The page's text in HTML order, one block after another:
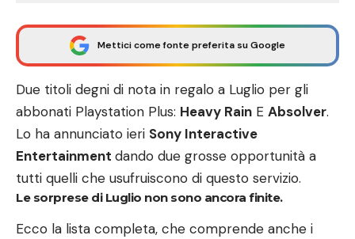
Mettici come fonte preferita su Google
Due titoli degni di nota in regalo a Luglio per gli
abbonati Playstation Plus: Heavy Rain E Absolver.
Lo ha annunciato ieri Sony Interactive
Entertainment dando due grosse opportunità a
tutti quelli che usufruiscono di questo servizio.
Le sorprese di Luglio non sono ancora finite.
Ecco la lista completa, che comprende anche i